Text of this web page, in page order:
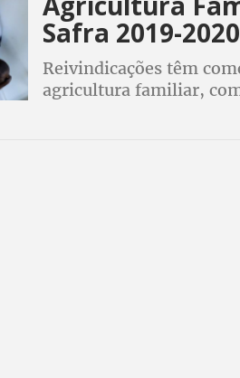
Safra 2019-2020
Reivindicações têm
agricultura familiar,